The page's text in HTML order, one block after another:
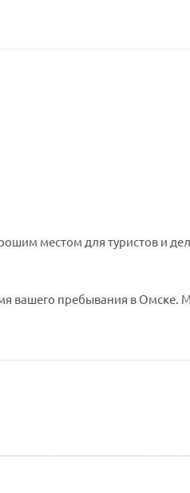
местом для туристов и
вашего пребывания в Омске.